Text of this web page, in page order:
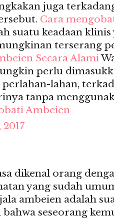
juga
Cara
suatu keadaan
terserang
Secara Alami
perlu
perlahan-lahan,
tanpa
Ambeien
dikenal orang
yang sudah
ambeien adalah
seseorang